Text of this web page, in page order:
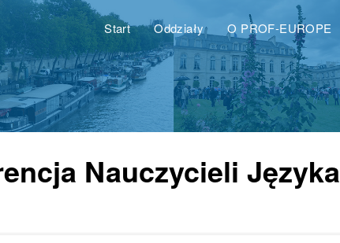
Start Oddziały O PROF-EUROPE
Nauczycieli Języka